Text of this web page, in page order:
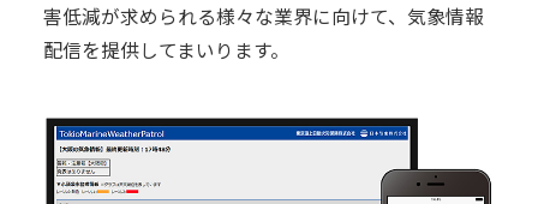
情報セキュリティ
技術情報
採用情報
害低減が求められる様々な業界に向けて、気象情報
配信を提供してまいります。